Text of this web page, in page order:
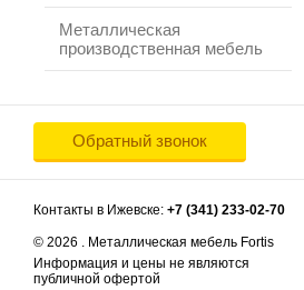
Металлическая
производственная мебель
Обратный звонок
Контакты в Ижевске: +7 (341) 233-02-70
© 2026 . Металлическая мебель Fortis
Информация и цены не являются
публичной офертой